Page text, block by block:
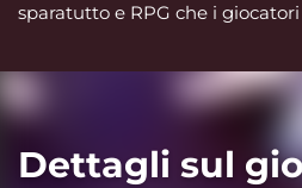
sparatutto e RPG che i
Dettagli sul